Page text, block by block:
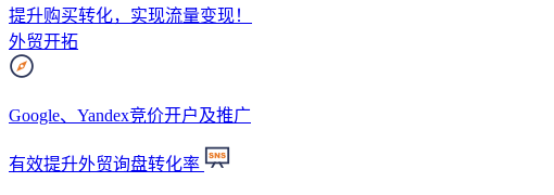
提升购买转化，实现流量变现！
外贸开拓
Google、Yandex竞价开户及推广
有效提升外贸询盘转化率